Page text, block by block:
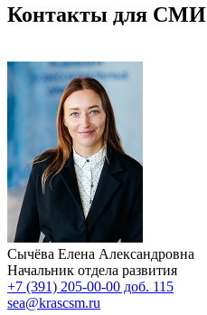
Контакты для СМИ
Сычёва Елена Александровна
Начальник отдела развития
+7 (391) 205-00-00 доб. 115
sea@krascsm.ru